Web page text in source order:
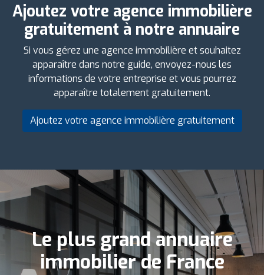
Ajoutez votre agence immobilière
gratuitement à notre annuaire
Si vous gérez une agence immobilière et souhaitez
apparaître dans notre guide, envoyez-nous les
informations de votre entreprise et vous pourrez
apparaître totalement gratuitement.
Ajoutez votre agence immobilière gratuitement
Le plus grand annuaire
immobilier de France